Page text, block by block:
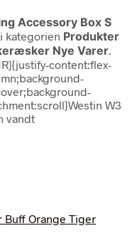
Accessory Box S
kategorien Produkter
Nye Varer.
content:flex-
W3
vandt